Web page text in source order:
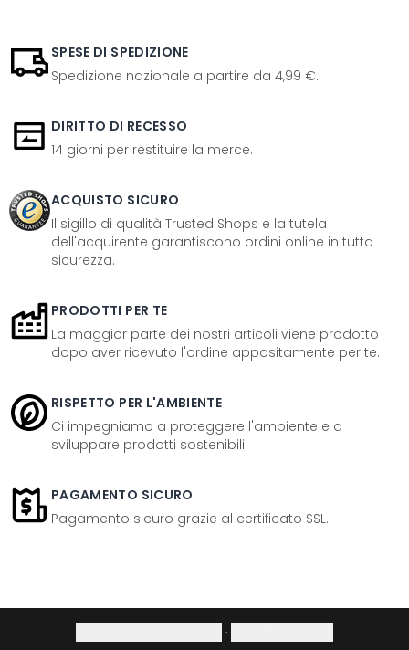
SPESE DI SPEDIZIONE
Spedizione nazionale a partire da 4,99 €.
DIRITTO DI RECESSO
14 giorni per restituire la merce.
ACQUISTO SICURO
Il sigillo di qualità Trusted Shops e la tutela
dell'acquirente garantiscono ordini online in tutta
sicurezza.
PRODOTTI PER TE
La maggior parte dei nostri articoli viene prodotto
dopo aver ricevuto l'ordine appositamente per te.
RISPETTO PER L'AMBIENTE
Ci impegniamo a proteggere l'ambiente e a
sviluppare prodotti sostenibili.
PAGAMENTO SICURO
Pagamento sicuro grazie al certificato SSL.
·